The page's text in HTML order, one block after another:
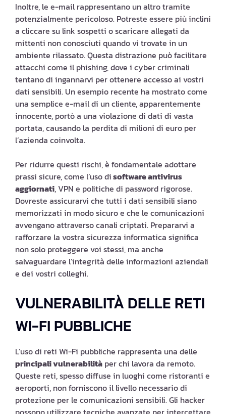
Inoltre, le e-mail rappresentano un altro tramite
potenzialmente pericoloso. Potreste essere più inclini
a cliccare su link sospetti o scaricare allegati da
mittenti non conosciuti quando vi trovate in un
ambiente rilassato. Questa distrazione può facilitare
attacchi come il phishing, dove i cyber criminali
tentano di ingannarvi per ottenere accesso ai vostri
dati sensibili. Un esempio recente ha mostrato come
una semplice e-mail di un cliente, apparentemente
innocente, portò a una violazione di dati di vasta
portata, causando la perdita di milioni di euro per
l’azienda coinvolta.
Per ridurre questi rischi, è fondamentale adottare
prassi sicure, come l’uso disoftware antivirus
aggiornati, VPN e politiche di password rigorose.
Dovreste assicurarvi che tutti i dati sensibili siano
memorizzati in modo sicuro e che le comunicazioni
avvengano attraverso canali criptati. Prepararvi a
rafforzare la vostra sicurezza informatica significa
non solo proteggere voi stessi, ma anche
salvaguardare l’integrità delle informazioni aziendali
e dei vostri colleghi.
VULNERABILITÀ DELLE RETI
WI-FI PUBBLICHE
L’uso di reti Wi-Fi pubbliche rappresenta una delle
principali vulnerabilità per chi lavora da remoto.
Queste reti, spesso diffuse in luoghi come ristoranti e
aeroporti, non forniscono il livello necessario di
protezione per le comunicazioni sensibili. Gli hacker